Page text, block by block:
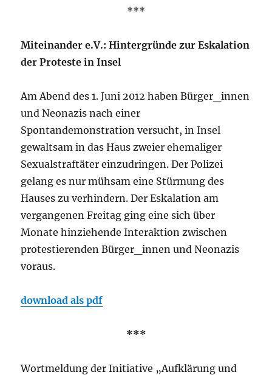
***
Miteinander e.V.: Hintergründe zur Eskalation
der Proteste in Insel
Am Abend des 1. Juni 2012 haben Bürger_innen
und Neonazis nach einer
Spontandemonstration versucht, in Insel
gewaltsam in das Haus zweier ehemaliger
Sexualstraftäter einzudringen. Der Polizei
gelang es nur mühsam eine Stürmung des
Hauses zu verhindern. Der Eskalation am
vergangenen Freitag ging eine sich über
Monate hinziehende Interaktion zwischen
protestierenden Bürger_innen und Neonazis
voraus.
download als pdf
***
Wortmeldung der Initiative „Aufklärung und